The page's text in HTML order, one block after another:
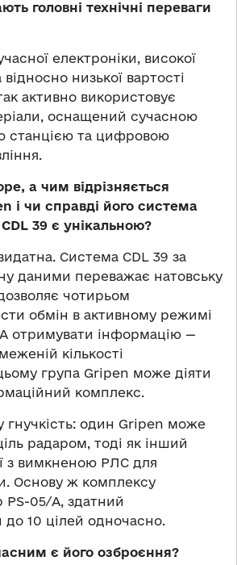
головні технічні переваги
електроніки, високої
низької вартості
активно використовує
оснащений сучасною
станцією та цифровою
а чим відрізняється
і чи справді його система
39 є унікальною?
Система CDL 39 за
даними переважає натовську
чотирьом
обмін в активному режимі
А отримувати інформацію —
кількості
група Gripen може діяти
комплекс.
гнучкість: один Gripen може
радаром, тоді як інший
з вимкненою РЛС для
Основу ж комплексу
PS-05/A, здатний
10 цілей одночасно.
є його озброєння?